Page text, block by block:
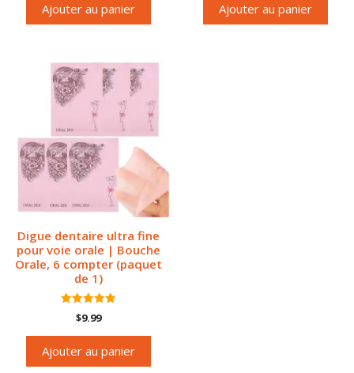
Ajouter au panier
5
Ajouter au panier
Digue dentaire ultra fine
pour voie orale | Bouche
Orale, 6 compter (paquet
de 1)
5.00
sur 5
$9.99
Ajouter au panier